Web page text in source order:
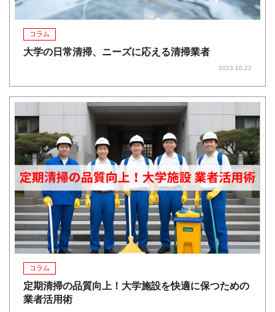
コラム
大学の日常清掃、ニーズに応える清掃業者
2023.10.22
コラム
定期清掃の品質向上！大学施設を快適に保つための
業者活用術